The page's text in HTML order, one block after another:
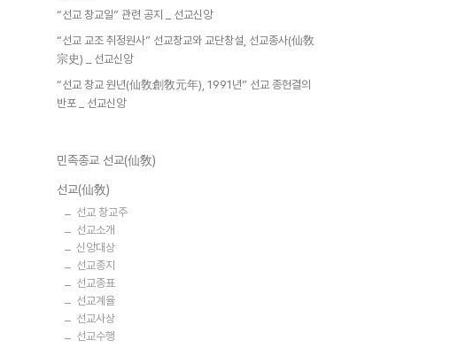
“선교 창교일” 관련 공지 _ 선교신앙
“선교 교조 취정원사” 선교창교와 교단창설, 선교종사(仙敎
宗史) _ 선교신앙
“선교 창교 원년(仙敎創敎元年), 1991년” 선교 종헌결의
반포 _ 선교신앙
민족종교 선교(仙敎)
선교(仙敎)
선교 창교주
선교소개
신앙대상
선교종지
선교종표
선교계율
선교사상
선교수행